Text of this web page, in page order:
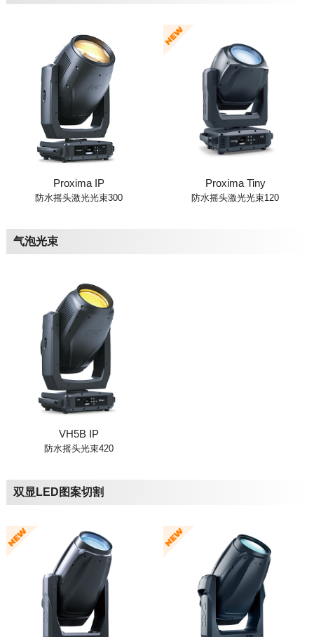
Proxima IP
防水摇头激光光束300
Proxima Tiny
防水摇头激光光束120
气泡光束
VH5B IP
防水摇头光束420
双显LED图案切割